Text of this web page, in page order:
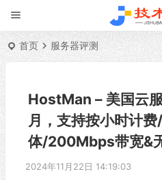
首页 服务器评测
HostMan – 美国云
月，支持按小时计
体/200Mbps带宽&
2024年11月22日 14:19:03